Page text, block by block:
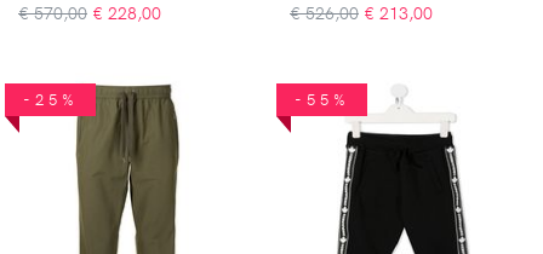
€ 570,00 € 228,00 € 526,00 € 213,00
-25% -55%